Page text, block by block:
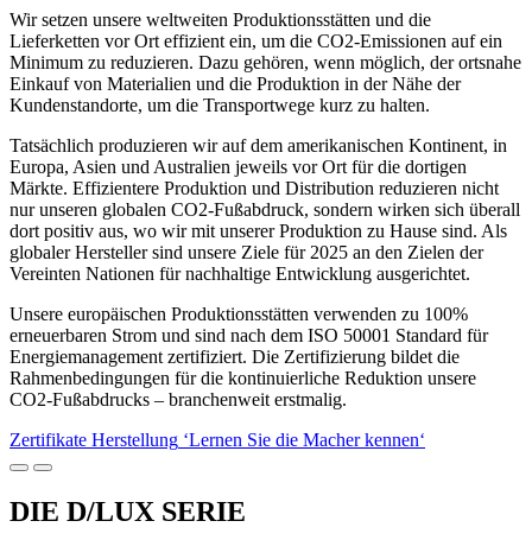
Wir setzen unsere weltweiten Produktionsstätten und die
Lieferketten vor Ort effizient ein, um die CO2-Emissionen auf ein
Minimum zu reduzieren. Dazu gehören, wenn möglich, der ortsnahe
Einkauf von Materialien und die Produktion in der Nähe der
Kundenstandorte, um die Transportwege kurz zu halten.
Tatsächlich produzieren wir auf dem amerikanischen Kontinent, in
Europa, Asien und Australien jeweils vor Ort für die dortigen
Märkte. Effizientere Produktion und Distribution reduzieren nicht
nur unseren globalen CO2-Fußabdruck, sondern wirken sich überall
dort positiv aus, wo wir mit unserer Produktion zu Hause sind. Als
globaler Hersteller sind unsere Ziele für 2025 an den Zielen der
Vereinten Nationen für nachhaltige Entwicklung ausgerichtet.
Unsere europäischen Produktionsstätten verwenden zu 100%
erneuerbaren Strom und sind nach dem ISO 50001 Standard für
Energiemanagement zertifiziert. Die Zertifizierung bildet die
Rahmenbedingungen für die kontinuierliche Reduktion unsere
CO2-Fußabdrucks – branchenweit erstmalig.
Zertifikate Herstellung ‘Lernen Sie die Macher kennen‘
DIE D/LUX SERIE